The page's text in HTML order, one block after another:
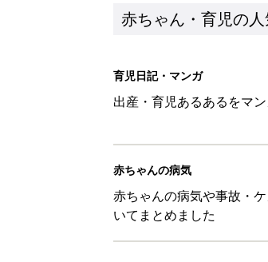
セリア「かわ
赤ちゃん・育児
生後3週目の赤
赤ちゃん・育児
反抗期の息子